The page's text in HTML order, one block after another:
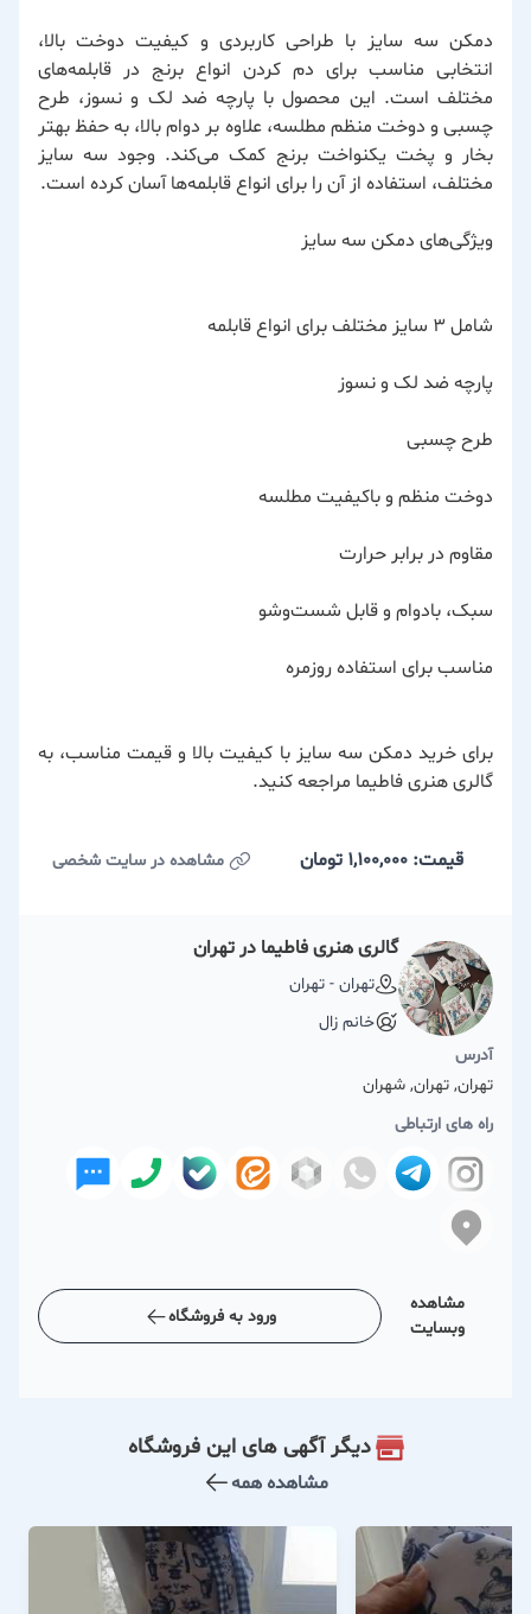
دمکن سه سایز با طراحی کاربردی و کیفیت دوخت بالا،
انتخابی مناسب برای دم کردن انواع برنج در قابلمه‌های
مختلف است. این محصول با پارچه ضد لک و نسوز، طرح
چسبی و دوخت منظم مطلسه، علاوه بر دوام بالا، به حفظ بهتر
بخار و پخت یکنواخت برنج کمک می‌کند. وجود سه سایز
مختلف، استفاده از آن را برای انواع قابلمه‌ها آسان کرده است.
ویژگی‌های دمکن سه سایز
شامل ۳ سایز مختلف برای انواع قابلمه
پارچه ضد لک و نسوز
طرح چسبی
دوخت منظم و باکیفیت مطلسه
مقاوم در برابر حرارت
سبک، بادوام و قابل شست‌وشو
مناسب برای استفاده روزمره
برای خرید دمکن سه سایز با کیفیت بالا و قیمت مناسب، به
گالری هنری فاطیما مراجعه کنید.
قیمت: 1,100,000 تومان مشاهده در سایت شخصی
گالری هنری فاطیما در تهران
تهران - تهران
خانم زال
آدرس
تهران, تهران, شهران
راه های ارتباطی
مشاهده
وبسایت
ورود به فروشگاه
دیگر آگهی های این فروشگاه
مشاهده همه